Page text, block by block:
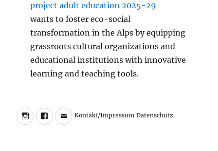
project adult education 2025-29
wants to foster eco-social
transformation in the Alps by equipping
grassroots cultural organizations and
educational institutions with innovative
learning and teaching tools.
InstagramFacebookCharly
Walter
Kontakt/ImpressumKontakt/Impressum
DatenschutzDatenschutz